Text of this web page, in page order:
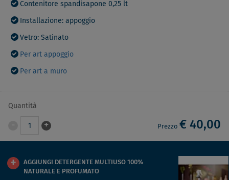
Contenitore spandisapone 0,25 lt
Installazione: appoggio
Vetro: Satinato
Per art appoggio
Per art a muro
Quantità
1 + Prezzo € 40,00
AGGIUNGI DETERGENTE MULTIUSO 100%
NATURALE E PROFUMATO